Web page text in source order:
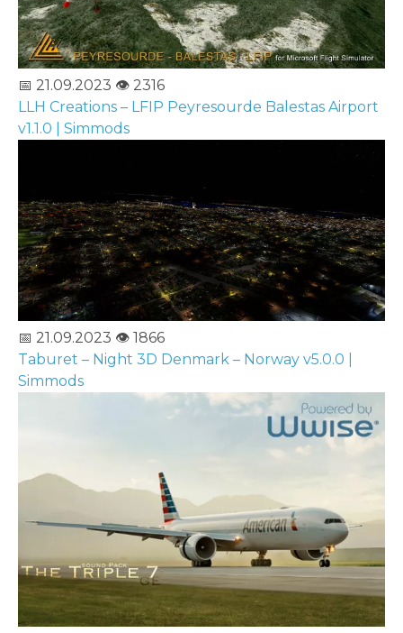
📅 21.09.2023 👁️ 2316
LLH Creations – LFIP Peyresourde Balestas Airport
v1.1.0 | Simmods
📅 21.09.2023 👁️ 1866
Taburet – Night 3D Denmark – Norway v5.0.0 |
Simmods